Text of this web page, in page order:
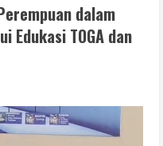
dalam
Edukasi TOGA dan